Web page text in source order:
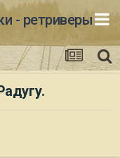
- ретриверы